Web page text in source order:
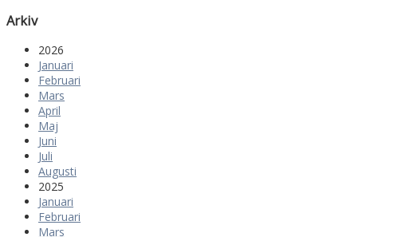
Arkiv
2026
Januari
Februari
Mars
April
Maj
Juni
Juli
Augusti
2025
Januari
Februari
Mars